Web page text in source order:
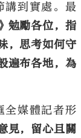
講到實處。最
勉勵各位，指
，思考如何守
遍布各地，為
全媒體記者形
見，留心且關